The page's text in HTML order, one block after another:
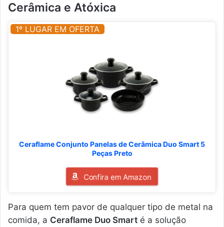
Cerâmica e Atóxica
1º LUGAR EM OFERTA
Ceraflame Conjunto Panelas de Cerâmica Duo Smart 5
Peças Preto
Confira em Amazon
Para quem tem pavor de qualquer tipo de metal na
comida, a Ceraflame Duo Smart é a solução